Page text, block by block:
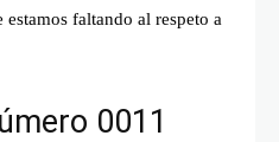
faltando al respeto a
0011